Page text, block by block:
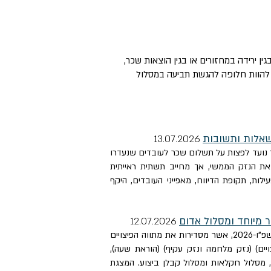
ירידה במחזורים או בגין הוצאות שכר,
חלופה להגשת תביעה במסלול
ותשובות 07.2026
לפצות על תשלום שכר לעובדים שנעדרו
הנזק הממשי, אך מחייב תשתית ראייתית
תקופת הדיווח, מאפייני העובדים, היקף
07.2026
ביום 16 ביוני 2026 נכנסו לתוקף תקנות מס רכוש וקרן פיצויים, (תשלום פיצויים) (נזק מלחמה ונזק עקיף) (הוראת שעה), התשפ"ו-2026, אשר מסדירות את מתווה הפיצויים
(נזק מלחמה ונזק עקיף) (הוראת שעה),
מסלול חקלאות ומסלול קבלן ביצוע. המצגת